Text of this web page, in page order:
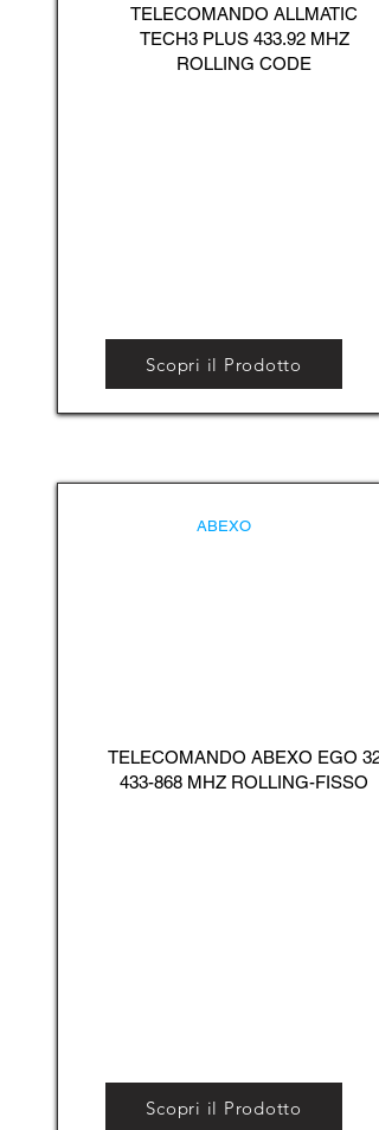
TELECOMANDO ALLMATIC
TECH3 PLUS 433.92 MHZ
ROLLING CODE
Scopri il Prodotto
ABEXO
TELECOMANDO ABEXO EGO 32
433-868 MHZ ROLLING-FISSO
Scopri il Prodotto